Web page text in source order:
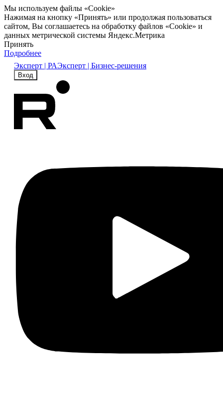
Мы используем файлы «Cookie»
Нажимая на кнопку «Принять» или продолжая пользоваться
сайтом, Вы соглашаетесь на обработку файлов «Cookie» и
данных метрической системы Яндекс.Метрика
Принять
Подробнее
Эксперт | РАЭксперт | Бизнес-решения
Вход